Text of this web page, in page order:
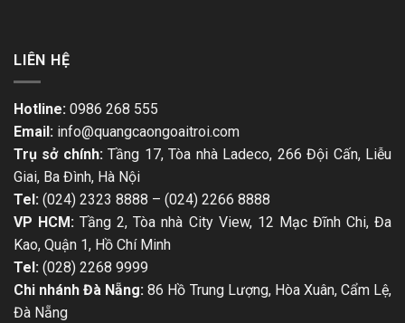
LIÊN HỆ
Hotline: 0986 268 555
Email: info@quangcaongoaitroi.com
Trụ sở chính:Tầng 17, Tòa nhà Ladeco, 266 Đội Cấn, Liễu
Giai, Ba Đình, Hà Nội
Tel: (024) 2323 8888 – (024) 2266 8888
VP HCM: Tầng 2, Tòa nhà City View, 12 Mạc Đĩnh Chi, Đa
Kao, Quận 1, Hồ Chí Minh
Tel: (028) 2268 9999
Chi nhánh Đà Nẵng: 86 Hồ Trung Lượng, Hòa Xuân, Cẩm Lệ,
Đà Nẵng